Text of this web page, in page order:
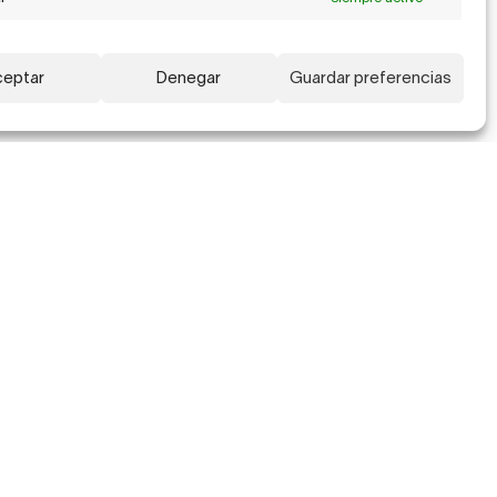
Denegar Guardar preferencias